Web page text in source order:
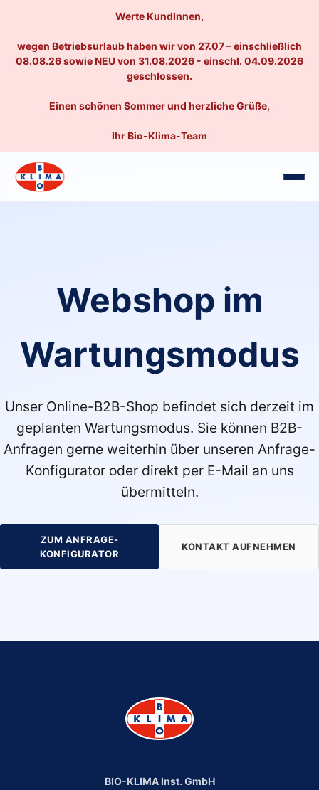
Werte KundInnen,
wegen Betriebsurlaub haben wir von 27.07 – einschließlich
08.08.26 sowie NEU von 31.08.2026 - einschl. 04.09.2026
geschlossen.
Einen schönen Sommer und herzliche Grüße,
Ihr Bio-Klima-Team
Webshop im
Wartungsmodus
Unser Online-B2B-Shop befindet sich derzeit im
geplanten Wartungsmodus. Sie können B2B-
Anfragen gerne weiterhin über unseren Anfrage-
Konfigurator oder direkt per E-Mail an uns
übermitteln.
ZUM ANFRAGE-
KONFIGURATOR
KONTAKT AUFNEHMEN
BIO-KLIMA Inst. GmbH